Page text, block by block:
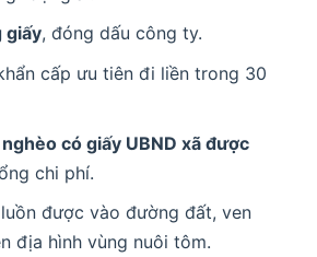
giấy, đóng dấu công ty.
cấp ưu tiên đi liền trong 30
có giấy UBND xã được
chi phí.
được vào đường đất, ven
địa hình vùng nuôi tôm.